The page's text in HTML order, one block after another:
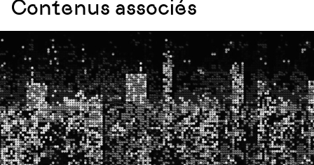
Contenus associés